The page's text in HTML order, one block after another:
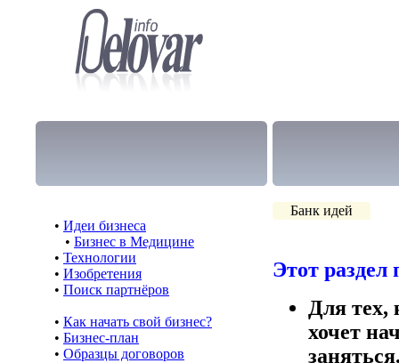
• Идеи бизнеса
• Бизнес в Медицине
• Технологии
• Изобретения
• Поиск партнёров
• Как начать свой бизнес?
• Бизнес-план
• Образцы договоров
Банк идей
Этот раздел
Для тех,
хочет